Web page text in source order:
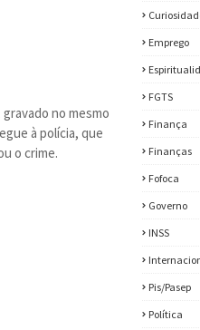
no mesmo
à polícia, que
o crime.
Emprego
FGTS
Finança
Finanças
Fofoca
Governo
INSS
Pis/Pasep
Política